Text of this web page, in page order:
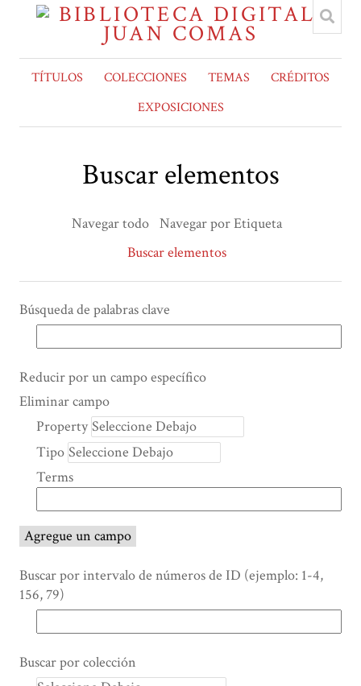
TÍTULOS COLECCIONES TEMAS
CRÉDITOS
EXPOSICIONES
Buscar elementos
Navegar todo Navegar por Etiqueta
Buscar elementos
Búsqueda de palabras clave
Number
rows
"Reducir
por
campo
específico":
1
Reducir por un campo específico
Search Property
Tipo de búsqueda
Términos de búsqueda
Ensamblador de Búsqueda
Eliminar campo
Property
Tipo
Terms
Agregue un campo
Buscar por intervalo de números de ID (ejemplo: 1-4,
156, 79)
Buscar por colección